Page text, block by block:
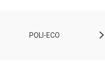
POLI-ECO